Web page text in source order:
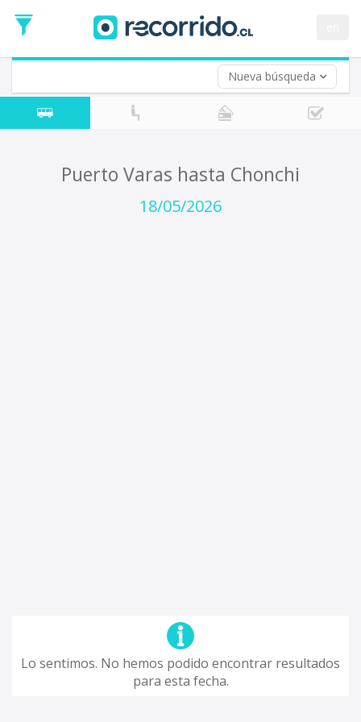
Nueva búsqueda
de
Ida
Vuelta (opcional)
Fecha
de
Puerto Varas hasta Chonchi
18/05/2026
Lo sentimos. No hemos podido encontrar resultados
para esta fecha.